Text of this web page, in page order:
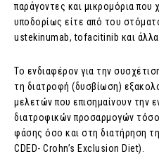
παράγοντες και μικρομόρια
υποδορίως είτε από του
ustekinumab, tofacitinib και
Το ενδιαφέρον για την
τη διατροφή (δυσβίωση)
μελετών που επισημαίνουν την
διατροφικών προσαρμογών
φάσης όσο και στη διατήρηση
CDED- Crohn’s Exclusion Diet).